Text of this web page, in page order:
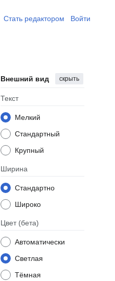
Стать редактором ​ Войти
Внешний вид скрыть
Текст
Мелкий
Стандартный
Крупный
Ширина
Стандартно
Широко
Цвет (бета)
Автоматически
Светлая
Тёмная